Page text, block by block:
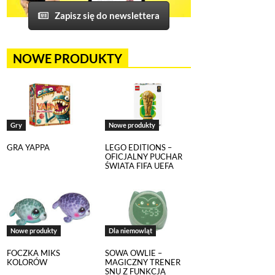
Zapisz się do newslettera
NOWE PRODUKTY
Gry
GRA YAPPA
Nowe produkty
LEGO EDITIONS –
OFICJALNY PUCHAR
ŚWIATA FIFA UEFA
Nowe produkty
FOCZKA MIKS
KOLORÓW
Dla niemowląt
SOWA OWLIE –
MAGICZNY TRENER
SNU Z FUNKCJĄ
śledzących.
funkcji strony
szczegółowo